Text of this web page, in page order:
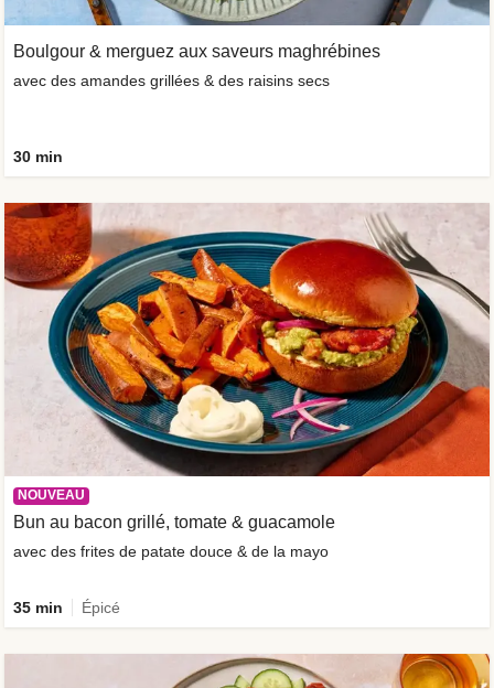
Boulgour & merguez aux saveurs maghrébines
avec des amandes grillées & des raisins secs
30 min
NOUVEAU
Bun au bacon grillé, tomate & guacamole
avec des frites de patate douce & de la mayo
35 min Épicé